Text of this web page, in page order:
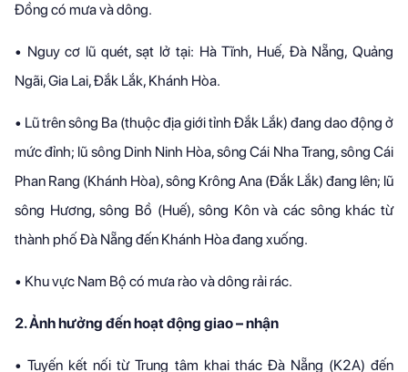
Đồng có mưa và dông.
• Nguy cơ lũ quét, sạt lở tại: Hà Tĩnh, Huế, Đà Nẵng, Quảng
Ngãi, Gia Lai, Đắk Lắk, Khánh Hòa.
• Lũ trên sông Ba (thuộc địa giới tỉnh Đắk Lắk) đang dao động ở
mức đỉnh; lũ sông Dinh Ninh Hòa, sông Cái Nha Trang, sông Cái
Phan Rang (Khánh Hòa), sông Krông Ana (Đắk Lắk) đang lên; lũ
sông Hương, sông Bồ (Huế), sông Kôn và các sông khác từ
thành phố Đà Nẵng đến Khánh Hòa đang xuống.
• Khu vực Nam Bộ có mưa rào và dông rải rác.
2. Ảnh hưởng đến hoạt động giao – nhận
• Tuyến kết nối từ Trung tâm khai thác Đà Nẵng (K2A) đến